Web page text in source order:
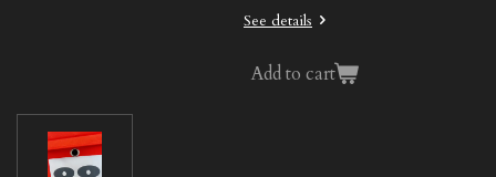
See details
Add to cart